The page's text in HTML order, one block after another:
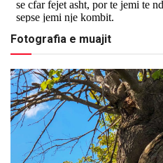
Fotografia e muajit